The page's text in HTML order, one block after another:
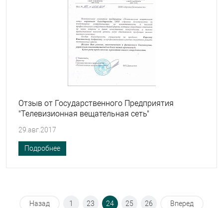
Отзыв от Государственного Предприятия
"Телевизионная вещательная сеть"
29.авг.2017
Подробнее
Назад 1 23 24 25 26 Вперед